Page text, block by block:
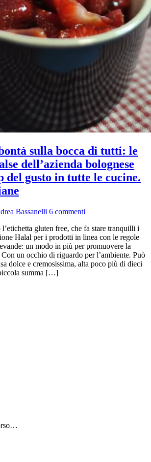
sulla bocca di tutti: le
dell’azienda bolognese
del gusto in tutte le cucine.
Bassanelli 6 commenti
gluten free, che fa stare tranquilli i
Halal per i prodotti in linea con le regole
un modo in più per promuovere la
un occhio di riguardo per l’ambiente. Può
dolce e cremosissima, alta poco più di dieci
summa […]